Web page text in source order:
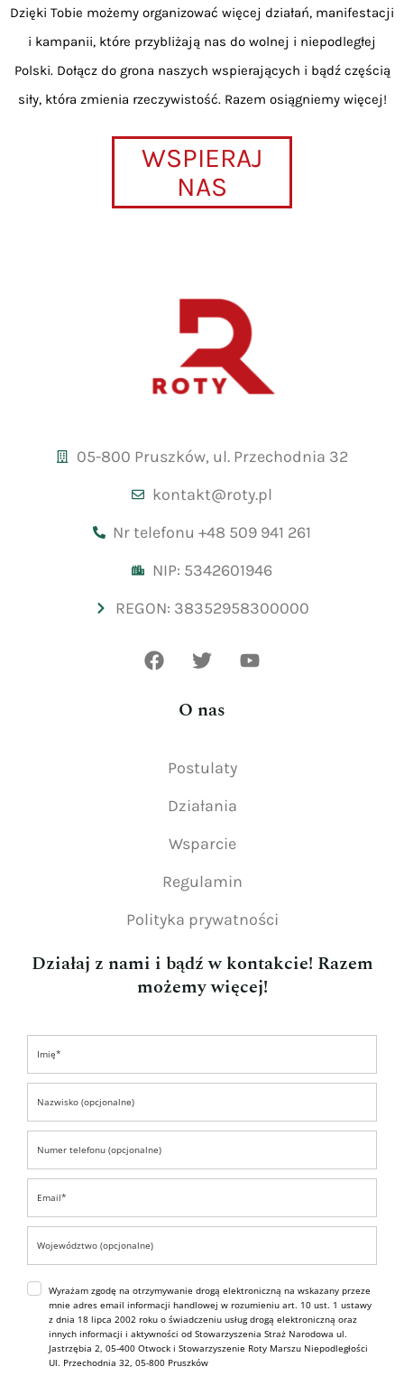
Dzięki Tobie możemy organizować więcej działań, manifestacji
i kampanii, które przybliżają nas do wolnej i niepodległej
Polski. Dołącz do grona naszych wspierających i bądź częścią
siły, która zmienia rzeczywistość. Razem osiągniemy więcej!
WSPIERAJ
NAS
05-800 Pruszków, ul. Przechodnia 32
kontakt@roty.pl
Nr telefonu +48 509 941 261
NIP: 5342601946
REGON: 38352958300000
O nas
Postulaty
Działania
Wsparcie
Regulamin
Polityka prywatności
Działaj z nami i bądź w kontakcie! Razem
możemy więcej!
Wyrażam zgodę na otrzymywanie drogą elektroniczną na wskazany przeze
mnie adres email informacji handlowej w rozumieniu art. 10 ust. 1 ustawy
z dnia 18 lipca 2002 roku o świadczeniu usług drogą elektroniczną oraz
innych informacji i aktywności od Stowarzyszenia Straż Narodowa ul.
Jastrzębia 2, 05-400 Otwock i Stowarzyszenie Roty Marszu Niepodległości
Ul. Przechodnia 32, 05-800 Pruszków